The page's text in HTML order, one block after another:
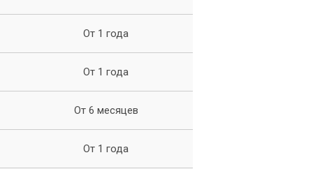
От 1 года
От 1 года
От 6 месяцев
От 1 года